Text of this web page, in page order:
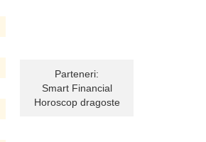
Parteneri:
Smart Financial
Horoscop dragoste